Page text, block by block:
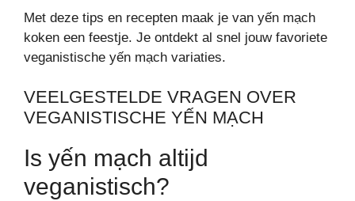
Met deze tips en recepten maak je van yến mạch
koken een feestje. Je ontdekt al snel jouw favoriete
veganistische yến mạch variaties.
VEELGESTELDE VRAGEN OVER
VEGANISTISCHE YẾN MẠCH
Is yến mạch altijd
veganistisch?